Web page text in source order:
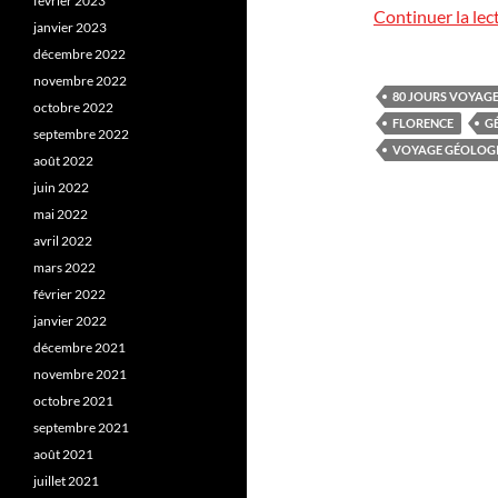
Continuer la
80 JOURS
FLORENCE
VOYAGE
janvier 2023
décembre 2022
novembre 2022
octobre 2022
septembre 2022
août 2022
juin 2022
mai 2022
avril 2022
mars 2022
février 2022
janvier 2022
décembre 2021
novembre 2021
octobre 2021
septembre 2021
août 2021
juillet 2021